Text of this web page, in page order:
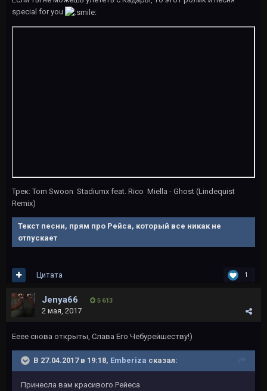
special for you
Трек: Tom Swoon Stadiumx feat. Rico Miella - Ghost (Lindequist
Remix)
Текст песни, прям про Рейса, который все никак не
отпускает
1
Цитата
Jenya66 5 613
2 мая, 2017
Ееее снова открыты, Слава Его Чебурейшеству!)
В 27.04.2017 в 19:18, Emberiza сказал:
Принесла вам красивого Рейеса